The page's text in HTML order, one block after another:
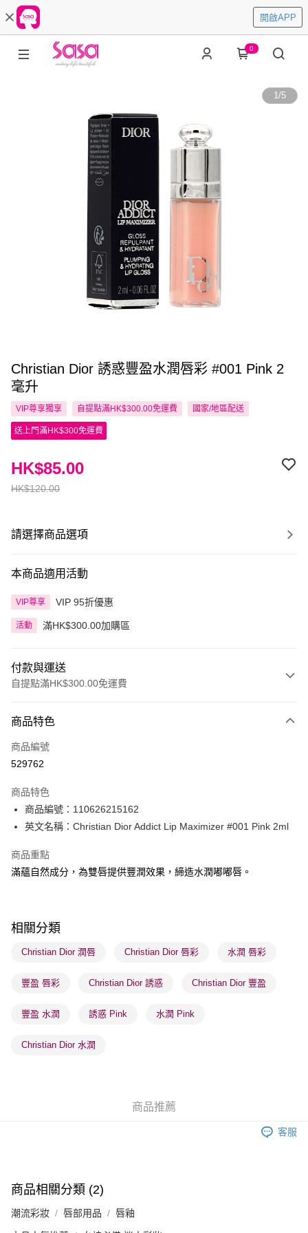
開啟APP
0
1/5
Christian Dior 誘惑豐盈水潤唇彩 #001 Pink 2
毫升
VIP尊享獨享 自提點滿HK$300.00免運費 國家/地區配送
送上門滿HK$300免運費
HK$120.00
HK$85.00
請選擇商品選項
本商品適用活動
VIP尊享 VIP 95折優惠
活動 滿HK$300.00加購區
付款與運送
自提點滿HK$300.00免運費
信用卡
Apple Pay
PayMe
WeChat Pay
BoC Pay
每筆HK$65.00，滿HK$300.00或以上免運費
順豐站及營業點 - 確認發貨後1-3個工作天送達
物流公司進行物流配送
澳門地區配送 - 確認發貨後1-4個工作天送達
商品特色
商品編號
529762
商品特色
商品編號：110626215162
英文名稱：Christian Dior Addict Lip Maximizer #001 Pink 2ml
商品重點
滿蘊自然成分，為雙唇提供豐潤效果，締造水潤嘟嘟唇。
相關分類
Christian Dior 潤唇 Christian Dior 唇彩 水潤 唇彩
豐盈 唇彩 Christian Dior 誘惑 Christian Dior 豐盈
豐盈 水潤 誘惑 Pink 水潤 Pink
Christian Dior 水潤
商品推薦
客服
商品相關分類 (2)
潮流彩妝 唇部用品 唇釉